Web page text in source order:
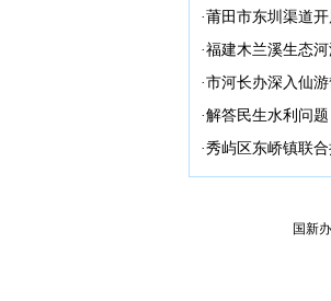
洁，河道清乱”行动
·莆田市东圳渠道
岸清乱”集中行动
·福建木兰溪生态
会在莆举行
·市河长办深入仙
方”攻坚行动
·解答民生水利问
市民热线
·秀屿区东峤镇联
化六方”落地见效
国新